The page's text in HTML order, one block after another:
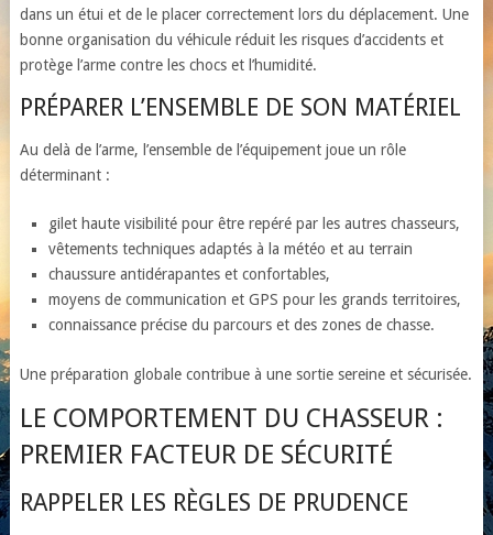
dans un étui et de le placer correctement lors du déplacement. Une
bonne organisation du véhicule réduit les risques d’accidents et
protège l’arme contre les chocs et l’humidité.
PRÉPARER L’ENSEMBLE DE SON MATÉRIEL
Au delà de l’arme, l’ensemble de l’équipement joue un rôle
déterminant :
gilet haute visibilité pour être repéré par les autres chasseurs,
vêtements techniques adaptés à la météo et au terrain
chaussure antidérapantes et confortables,
moyens de communication et GPS pour les grands territoires,
connaissance précise du parcours et des zones de chasse.
Une préparation globale contribue à une sortie sereine et sécurisée.
LE COMPORTEMENT DU CHASSEUR :
PREMIER FACTEUR DE SÉCURITÉ
RAPPELER LES RÈGLES DE PRUDENCE